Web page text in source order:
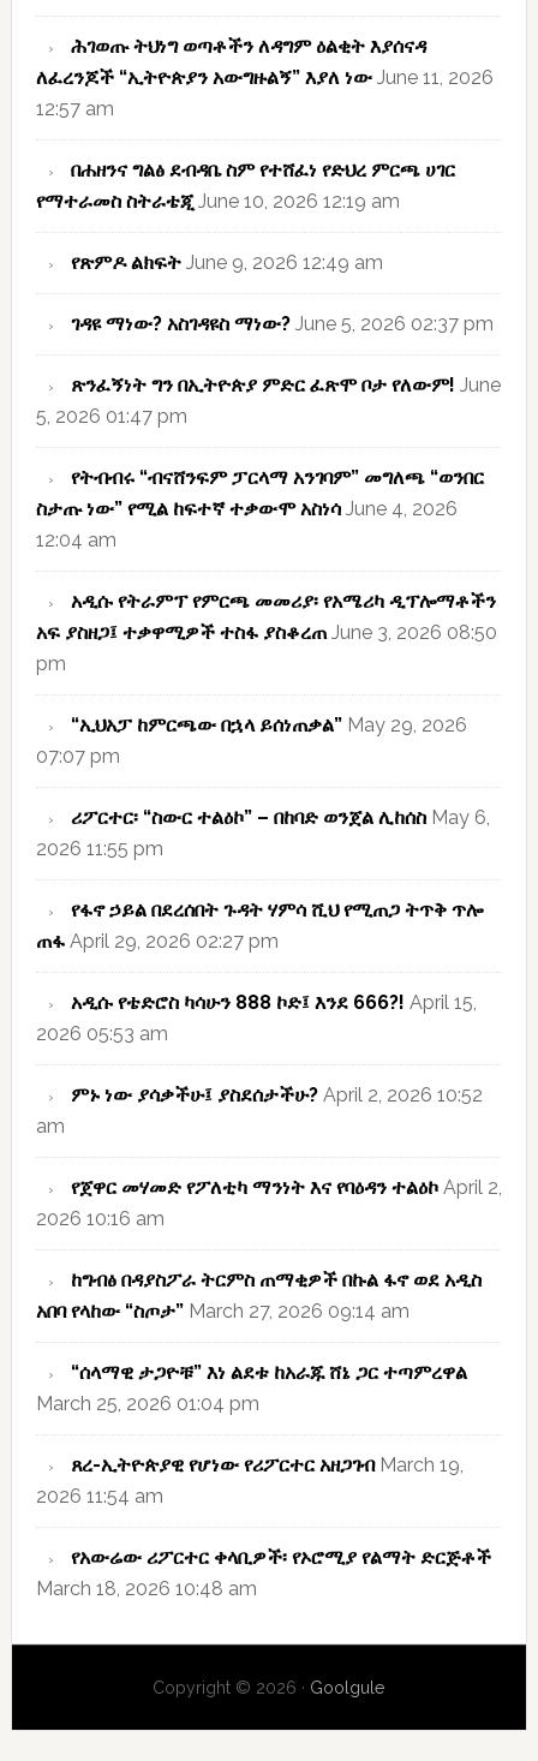
ሕገወጡ ትህነግ ወጣቶችን ለዳግም ዕልቂት እያሰናዳ
ለፈረንጆች “ኢትዮጵያን አውግዙልኝ” እያለ ነው June 11, 2026
12:57 am
በሐዘንና ግልፅ ደብዳቤ ስም የተሸፈነ የድህረ ምርጫ ሀገር
የማተራመስ ስትራቴጂ June 10, 2026 12:19 am
የጽምዶ ልክፍት June 9, 2026 12:49 am
ገዳዩ ማነው? አስገዳዩስ ማነው? June 5, 2026 02:37 pm
ጽንፈኝነት ግን በኢትዮጵያ ምድር ፈጽሞ ቦታ የለውም! June
5, 2026 01:47 pm
የትብብሩ “ብናሸንፍም ፓርላማ አንገባም” መግለጫ “ወንበር
ስታጡ ነው” የሚል ከፍተኛ ተቃውሞ አስነሳ June 4, 2026
12:04 am
አዲሱ የትራምፕ የምርጫ መመሪያ፡ የአሜሪካ ዲፕሎማቶችን
አፍ ያስዘጋ፤ ተቃዋሚዎች ተስፋ ያስቆረጠ June 3, 2026 08:50
pm
“ኢህአፓ ከምርጫው በኋላ ይሰነጠቃል” May 29, 2026
07:07 pm
ሪፖርተር፡ “ስውር ተልዕኮ” – በከባድ ወንጀል ሊከሰስ May 6,
2026 11:55 pm
የፋኖ ኃይል በደረሰበት ጉዳት ሃምሳ ሺህ የሚጠጋ ትጥቅ ጥሎ
ጠፋ April 29, 2026 02:27 pm
አዲሱ የቴድሮስ ካሳሁን 888 ኮድ፤ እንደ 666?! April 15,
2026 05:53 am
ምኑ ነው ያሳቃችሁ፤ ያስደሰታችሁ? April 2, 2026 10:52
am
የጀዋር መሃመድ የፖለቲካ ማንነት እና የባዕዳን ተልዕኮ April 2,
2026 10:16 am
ከግብፅ በዳያስፖራ ትርምስ ጠማቂዎች በኩል ፋኖ ወደ አዲስ
አበባ የላከው “ስጦታ” March 27, 2026 09:14 am
“ሰላማዊ ታጋዮቹ” እነ ልደቱ ከአራጁ ሸኔ ጋር ተጣምረዋል
March 25, 2026 01:04 pm
ጸረ-ኢትዮጵያዊ የሆነው የሪፖርተር አዘጋገብ March 19,
2026 11:54 am
የአውሬው ሪፖርተር ቀላቢዎች፡ የኦሮሚያ የልማት ድርጅቶች
March 18, 2026 10:48 am
Copyright © 2026 · Goolgule